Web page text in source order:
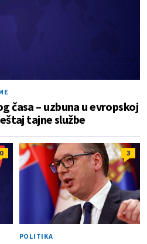
časa – uzbuna u evropskoj
tajne službe
0 3
POLITIKA